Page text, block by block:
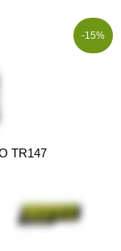
-15%
TR147